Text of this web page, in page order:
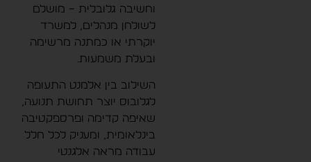
וחשיבה גלובלית – מושלם
לשולחן מנהלים, למשרד
יוקרתי או כמתנה מרשימה
ובעלת משמעות.
השילוב בין אלמנט התעופה
לגלובוס יוצר תחושת תנועה,
שאיפה קדימה ופרספקטיבה
בינלאומית, ומעניק לכל חלל
עבודה מראה אלגנטי